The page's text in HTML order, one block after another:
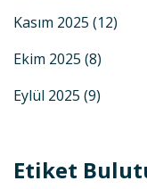
Kasım 2025 (12)
Ekim 2025 (8)
Eylül 2025 (9)
Etiket